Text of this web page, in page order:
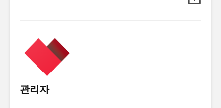
관리자